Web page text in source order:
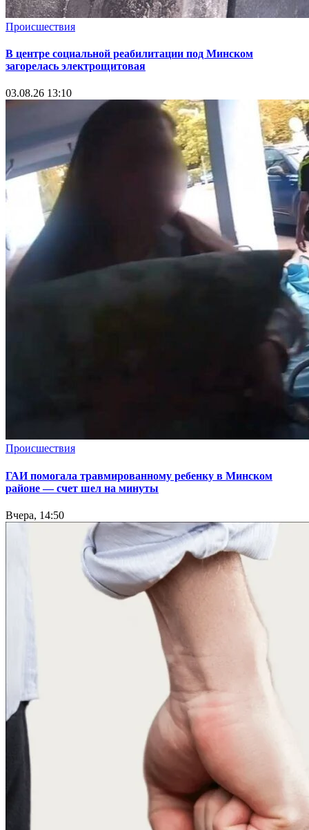
Происшествия
В центре социальной реабилитации под Минском
загорелась электрощитовая
03.08.26 13:10
Происшествия
ГАИ помогала травмированному ребенку в Минском
районе — счет шел на минуты
Вчера, 14:50